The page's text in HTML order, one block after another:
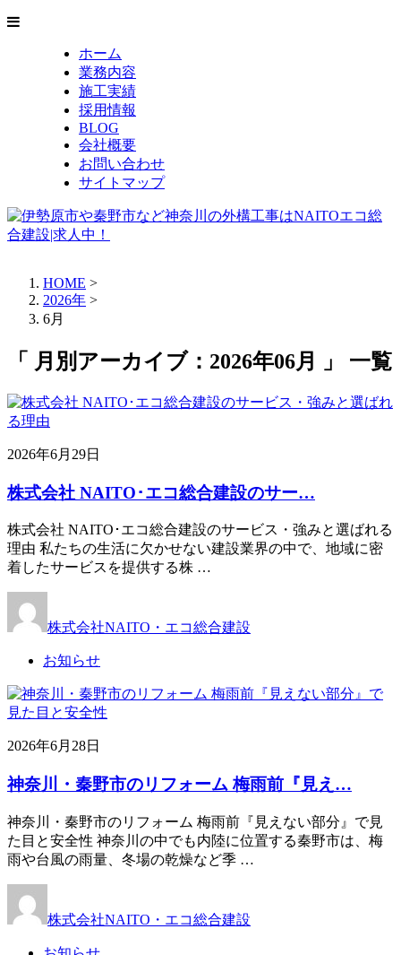
ホーム
業務内容
施工実績
採用情報
BLOG
会社概要
お問い合わせ
サイトマップ
HOME >
2026年 >
6月
「 月別アーカイブ：2026年06月 」 一覧
2026年6月29日
株式会社 NAITO･エコ総合建設のサー…
株式会社 NAITO･エコ総合建設のサービス・強みと選ばれる
理由 私たちの生活に欠かせない建設業界の中で、地域に密
着したサービスを提供する株 …
株式会社NAITO・エコ総合建設
お知らせ
2026年6月28日
神奈川・秦野市のリフォーム 梅雨前『見え…
神奈川・秦野市のリフォーム 梅雨前『見えない部分』で見
た目と安全性 神奈川の中でも内陸に位置する秦野市は、梅
雨や台風の雨量、冬場の乾燥など季 …
株式会社NAITO・エコ総合建設